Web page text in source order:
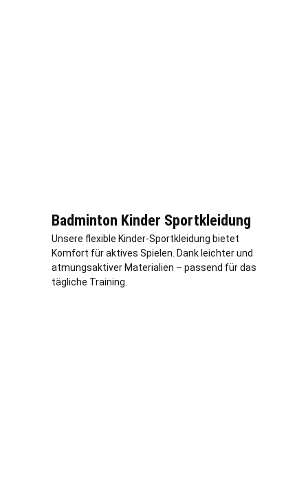
Badminton Kinder Sportkleidung
Unsere flexible Kinder-Sportkleidung bietet
Komfort für aktives Spielen. Dank leichter und
atmungsaktiver Materialien – passend für das
tägliche Training.